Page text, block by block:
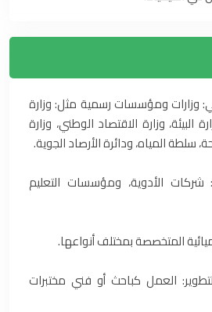
وزارات ومؤسسات رسمية مثل: وزارة
البيئة، وزارة الاقتصاد الوطني، وزارة
سلطة المياه، ودائرة الأرصاد الجوية.
الأدوية، ومؤسسات التعليم
المتخصصة بمختلف أنواعها.
العمل كباحث أو فني مختبرات